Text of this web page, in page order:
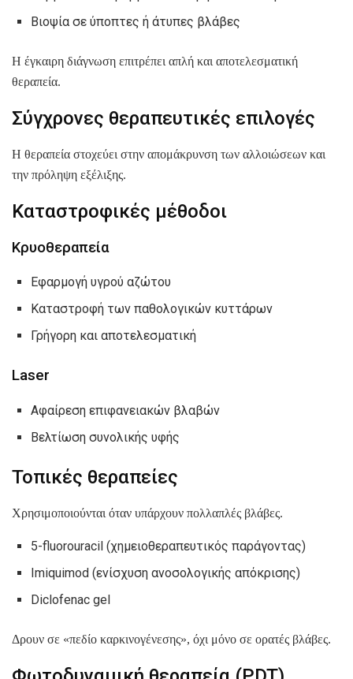
Βιοψία σε ύποπτες ή άτυπες βλάβες
Η έγκαιρη διάγνωση επιτρέπει απλή και αποτελεσματική
θεραπεία.
Σύγχρονες θεραπευτικές επιλογές
Η θεραπεία στοχεύει στην απομάκρυνση των αλλοιώσεων και
την πρόληψη εξέλιξης.
Καταστροφικές μέθοδοι
Κρυοθεραπεία
Εφαρμογή υγρού αζώτου
Καταστροφή των παθολογικών κυττάρων
Γρήγορη και αποτελεσματική
Laser
Αφαίρεση επιφανειακών βλαβών
Βελτίωση συνολικής υφής
Τοπικές θεραπείες
Χρησιμοποιούνται όταν υπάρχουν πολλαπλές βλάβες.
5-fluorouracil (χημειοθεραπευτικός παράγοντας)
Imiquimod (ενίσχυση ανοσολογικής απόκρισης)
Diclofenac gel
Δρουν σε «πεδίο καρκινογένεσης», όχι μόνο σε ορατές βλάβες.